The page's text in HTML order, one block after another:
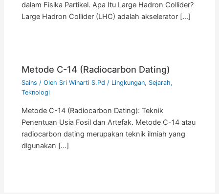
dalam Fisika Partikel. Apa Itu Large Hadron Collider?
Large Hadron Collider (LHC) adalah akselerator […]
Metode C-14 (Radiocarbon Dating)
Sains / Oleh Sri Winarti S.Pd/ Lingkungan, Sejarah,
Teknologi
Metode C-14 (Radiocarbon Dating): Teknik
Penentuan Usia Fosil dan Artefak. Metode C-14 atau
radiocarbon dating merupakan teknik ilmiah yang
digunakan […]